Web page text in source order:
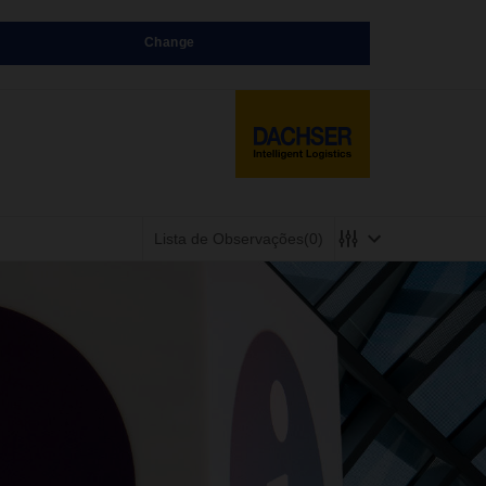
Change
Lista de Observações (0)